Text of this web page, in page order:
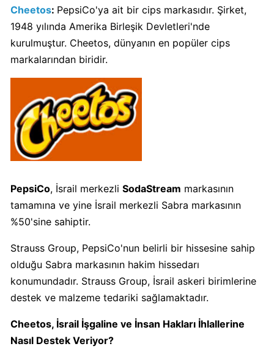
Hut
Kimin
Sahibi
Boykot
mu?
Algida
Kimin
Sahibi
Burger
Boykot
mu?
Burger
King
Kimin
Sahibi
Kim?
Cheetos: PepsiCo'ya ait bir cips markasıdır. Şirket,
1948 yılında Amerika Birleşik Devletleri'nde
kurulmuştur. Cheetos, dünyanın en popüler cips
markalarından biridir.
PepsiCo, İsrail merkezli SodaStream markasının
tamamına ve yine İsrail merkezli Sabra markasının
%50'sine sahiptir.
Strauss Group, PepsiCo'nun belirli bir hissesine sahip
olduğu Sabra markasının hakim hissedarı
konumundadır. Strauss Group, İsrail askeri birimlerine
destek ve malzeme tedariki sağlamaktadır.
Cheetos, İsrail İşgaline ve İnsan Hakları İhlallerine
Nasıl Destek Veriyor?